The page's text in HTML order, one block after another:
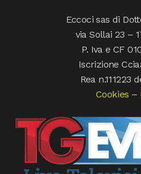
Eccoci sas di
via Sollai 23 –
P. Iva e CF
Iscrizione
Rea n.111223
Cookies –